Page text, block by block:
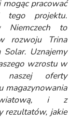
pracować
tego projektu.
Niemczech to
rozwoju Trina
Solar. Uznajemy
wzrostu w
naszej oferty
magazynowania
i z
rezultatów, jakie